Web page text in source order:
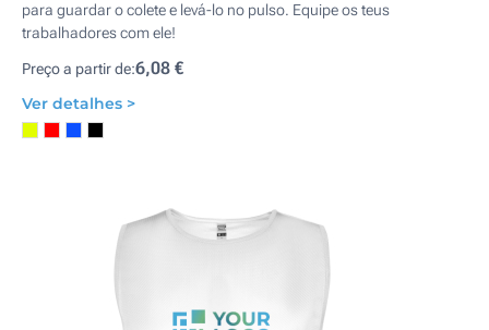
para guardar o colete e levá-lo no pulso. Equipe os teus
trabalhadores com ele!
Preço a partir de:6,08 €
Ver detalhes >